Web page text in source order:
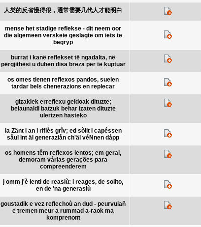
人类的反省慢得很，通常需要几代人才能明白
mense het stadige reflekse - dit neem oor
die algemeen verskeie geslagte om iets te
begryp
burrat i kanë reflekset të ngadalta, në
përgjithësi u duhen disa breza për të kuptuar
os omes tienen reflexos pandos, suelen
tardar bels chenerazions en replecar
gizakiek erreflexu geldoak dituzte;
belaunaldi batzuk behar izaten dituzte
ulertzen hasteko
la Zänt i an i riflès grîv; ed sòlit i capéssen
såul int äl generaziån ch'äl véNnen dåpp
os homens têm reflexos lentos; em geral,
demoram várias gerações para
compreenderem
j omm j'è lenti de reasiù: i reages, de solito,
en de 'na generasiù
goustadik e vez reflechoù an dud - peurvuiañ
e tremen meur a rummad a-raok ma
komprenont